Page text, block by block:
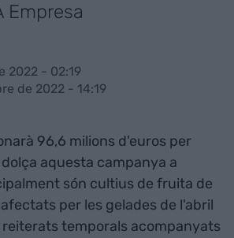
Empresa
2022 - 02:19
de 2022 - 14:19
96,6 milions d'euros per
aquesta campanya a
són cultius de fruita de
per les gelades de l'abril
temporals acompanyats